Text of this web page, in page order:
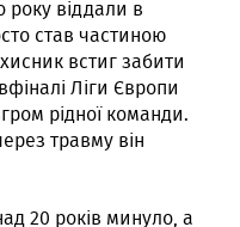
віддали в
став частиною
встиг забити
Ліги Європи
рідної команди.
травму він
20 років минуло, а